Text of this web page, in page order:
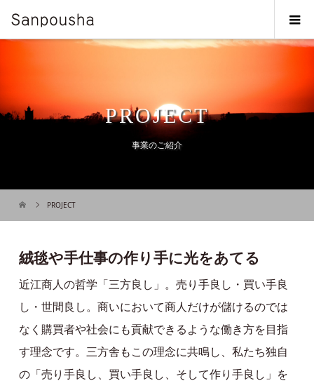
PROJECT
事業のご紹介
PROJECT
絨毯や手仕事の作り手に光をあてる
近江商人の哲学「三方良し」。売り手良し・買い手良
し・世間良し。商いにおいて商人だけが儲けるのでは
なく購買者や社会にも貢献できるような働き方を目指
す理念です。三方舎もこの理念に共鳴し、私たち独自
の「売り手良し、買い手良し、そして作り手良し」を